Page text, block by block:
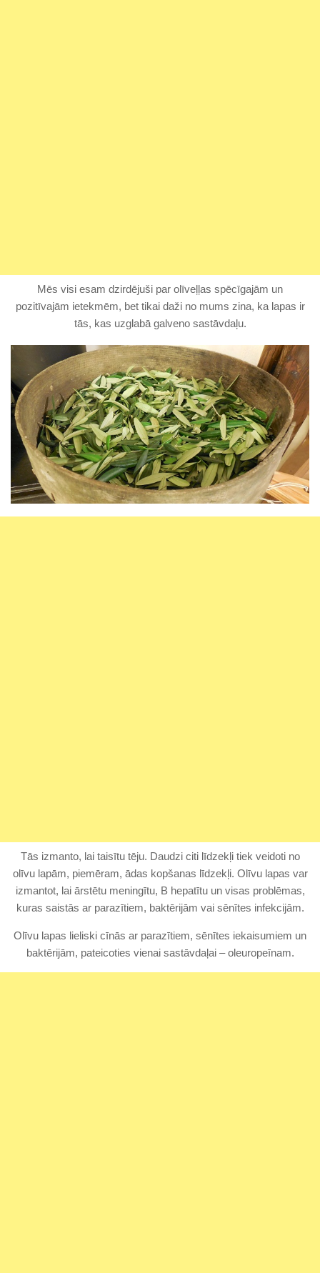
Mēs visi esam dzirdējuši par olīveļļas spēcīgajām un
pozitīvajām ietekmēm, bet tikai daži no mums zina, ka lapas ir
tās, kas uzglabā galveno sastāvdaļu.
Tās izmanto, lai taisītu tēju. Daudzi citi līdzekļi tiek veidoti no
olīvu lapām, piemēram, ādas kopšanas līdzekļi. Olīvu lapas var
izmantot, lai ārstētu meningītu, B hepatītu un visas problēmas,
kuras saistās ar parazītiem, baktērijām vai sēnītes infekcijām.
Olīvu lapas lieliski cīnās ar parazītiem, sēnītes iekaisumiem un
baktērijām, pateicoties vienai sastāvdaļai – oleuropeīnam.